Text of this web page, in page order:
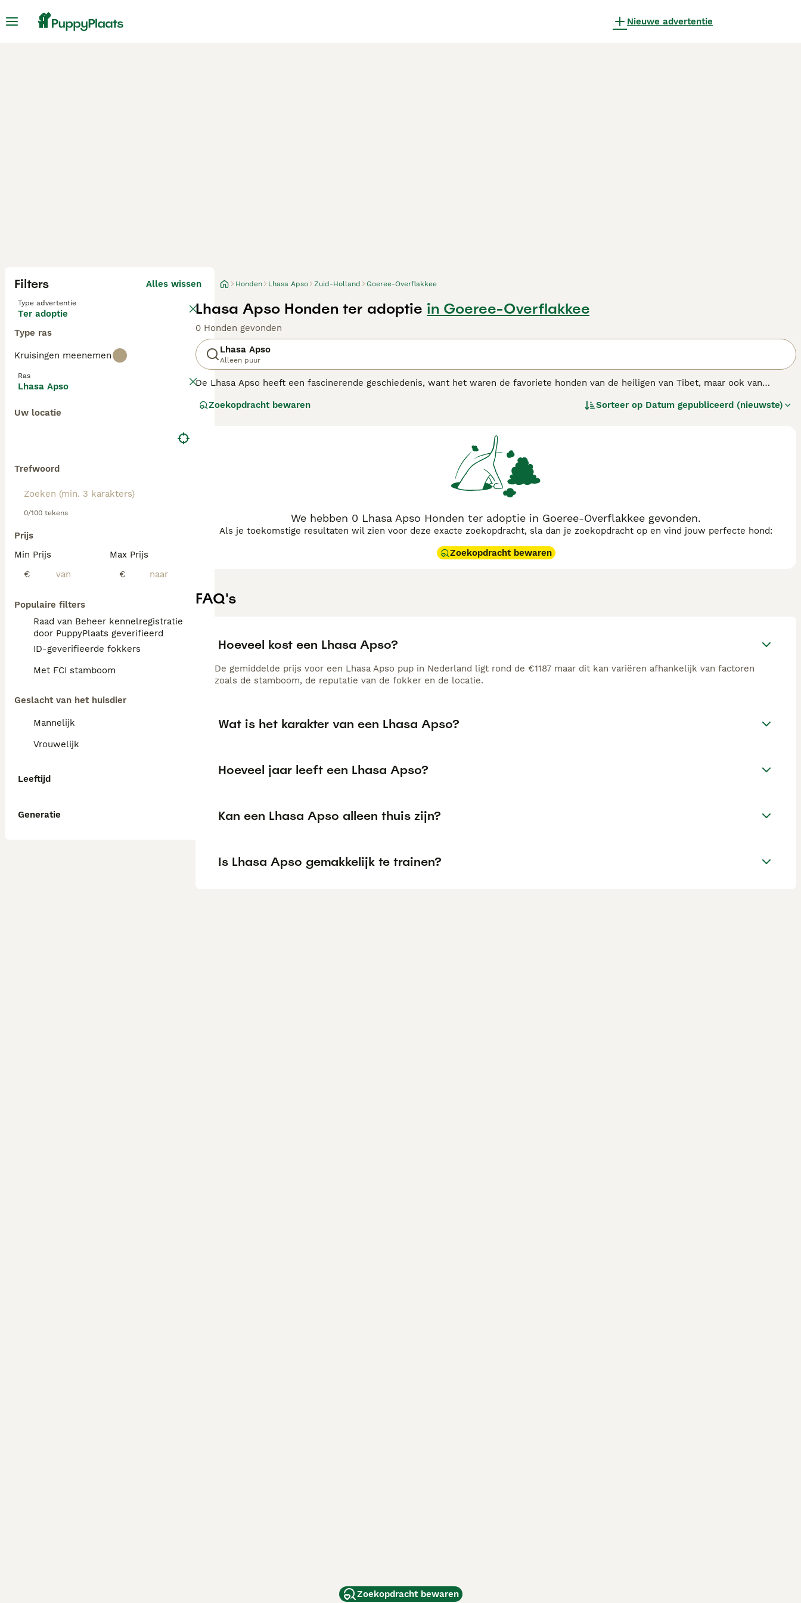
Nieuwe advertentie
Filters Alles wissen
Type advertentie
Ter adoptie
Type ras
Kruisingen meenemen
Ras
Lhasa Apso
Uw locatie
Trefwoord
0/100 tekens
Prijs
Min Prijs
€
Max Prijs
€
Populaire filters
Raad van Beheer kennelregistratie
door PuppyPlaats geverifieerd
ID-geverifieerde fokkers
Met FCI stamboom
Geslacht van het huisdier
Mannelijk
Vrouwelijk
Leeftijd
Generatie
Honden Lhasa Apso Zuid-Holland Goeree-Overflakkee
Lhasa Apso Honden ter adoptie in Goeree-Overflakkee
0 Honden gevonden
Lhasa Apso
Alleen puur
De Lhasa Apso heeft een fascinerende geschiedenis, want het waren de favoriete honden van de heiligen van Tibet, maar ook van
Het Lhasa ras is consequent een van de meest populaire kleine honden in het land.
Zoekopdracht bewaren Sorteer op Datum gepubliceerd (nieuwste)
We hebben 0 Lhasa Apso Honden ter adoptie in Goeree-Overflakkee gevonden.
Als je toekomstige resultaten wil zien voor deze exacte zoekopdracht, sla dan je zoekopdracht op en vind jouw perfecte hond:
Zoekopdracht bewaren
FAQ's
Hoeveel kost een Lhasa Apso?
De gemiddelde prijs voor een Lhasa Apso pup in Nederland ligt rond de €1187 maar dit kan variëren afhankelijk van factoren
zoals de stamboom, de reputatie van de fokker en de locatie.
Wat is het karakter van een Lhasa Apso?
Hoeveel jaar leeft een Lhasa Apso?
Kan een Lhasa Apso alleen thuis zijn?
Is Lhasa Apso gemakkelijk te trainen?
Zoekopdracht bewaren